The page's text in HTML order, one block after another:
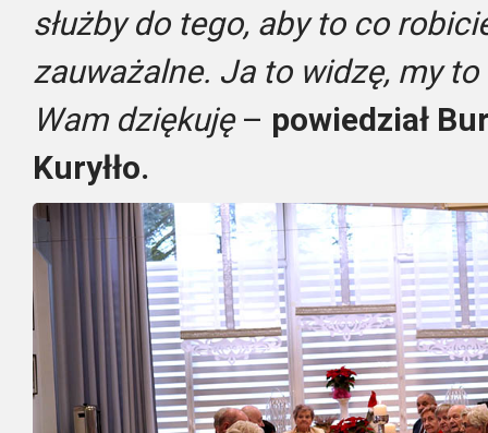
służby do tego, aby to co
zauważalne. Ja to widzę, my
Wam dziękuję– powiedział
Kuryłło.